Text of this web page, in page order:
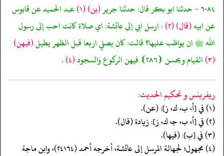
٦٠٨٤ - حدثنا ابو بكر قال: حدثنا جرير (بن)(١) عبد الحميد عن قابوس
عن ابيه(قال)(٢) : ارسل ابي إلى عائشة: اي صلاة كانت احب إلى رسول
الله ﷺ ان يواظب عليها؟ قالت: كان يصلي اربعا قبل الظهر يطيل(فيهن)
(٣)
القيام ويحسن ⦗٢٨٦⦘ فيهن الركوع والسجود (٤) .
ريفرينس و تحكيم الحدیث:
(١) في [أ، ب، ك، ز]: (عن).
(٢) في [أ، ب، جـ، ك، ز]: زيادة (قال).
(٣) في [ب]: (فيها).
(٤) مجهول؛ لجهالة المرسل إلى عائشة، أخرجه أحمد (٢٤١٦٤)، وابن ماجة